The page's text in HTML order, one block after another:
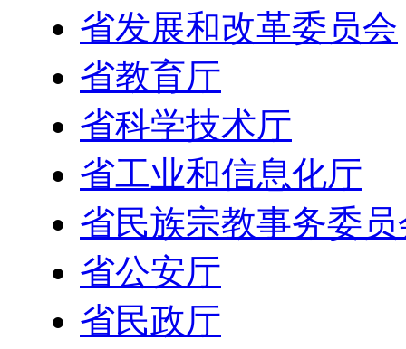
省发展和改革委员会
省教育厅
省科学技术厅
省工业和信息化厅
省民族宗教事务委员
省公安厅
省民政厅